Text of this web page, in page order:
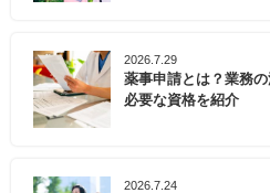
2026.7.29
薬事申請とは？業務
必要な資格を紹介
2026.7.24